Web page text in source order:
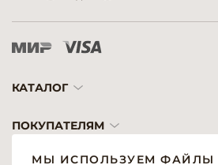
КАТАЛОГ
ПОКУПАТЕЛЯМ
МЫ ИСПОЛЬЗУЕМ ФАЙЛЫ